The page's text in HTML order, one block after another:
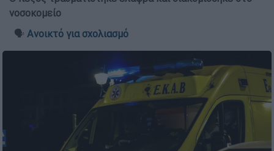
νοσοκομείο
🗣️ Ανοικτό για σχολιασμό